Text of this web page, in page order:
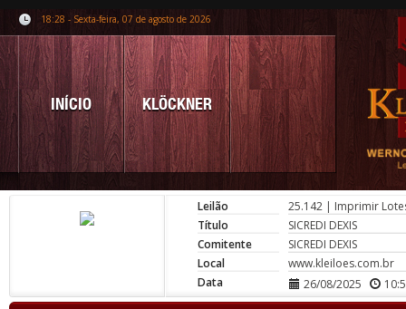
18:28 - Sexta-feira, 07 de agosto de 2026
INÍCIO KLÖCKNER
Leilão 25.142 | Imprimir
Título
SICREDI DEXIS
Comitente
SICREDI DEXIS
Local
www.kleiloes.com.br
Data
26/08/2025